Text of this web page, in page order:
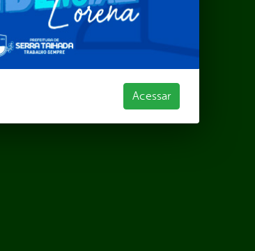
Acessar